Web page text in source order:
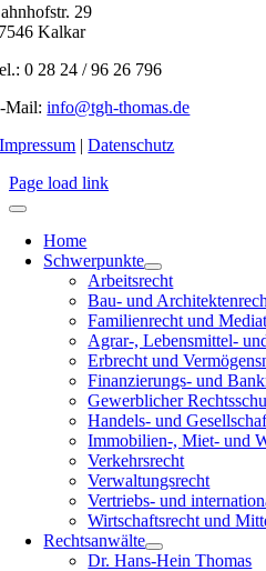
29
Kalkar
0 28 24 / 96 26 796
Mail:info@tgh-thomas.de
Impressum |Datenschutz
Page load link
Home
Schwerpunkte
Arbeitsrecht
Bau- und
Familienrecht und
Agrar-, Lebensmittel-
Erbrecht und
Finanzierungs- und
Gewerblicher
Handels- und
Immobilien-, Miet- und
Verkehrsrecht
Verwaltungsrecht
Vertriebs- und
Wirtschaftsrecht und
Rechtsanwälte
Dr. Hans-Hein Thomas